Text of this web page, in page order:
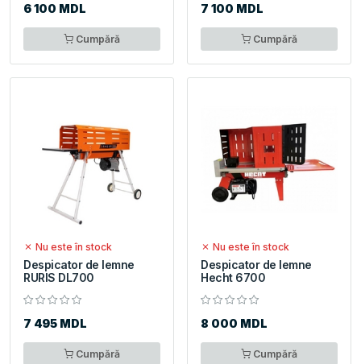
6 100 MDL
Cumpără
7 100 MDL
Cumpără
Nu este în stock
Despicator de lemne
RURIS DL700
7 495 MDL
Cumpără
Nu este în stock
Despicator de lemne
Hecht 6700
8 000 MDL
Cumpără